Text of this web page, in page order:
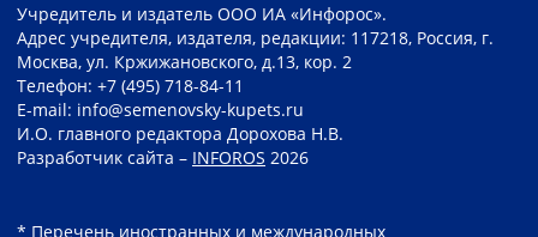
Учредитель и издатель ООО ИА «Инфорос».
Адрес учредителя, издателя, редакции: 117218, Россия, г.
Москва, ул. Кржижановского, д.13, кор. 2
Телефон: +7 (495) 718-84-11
E-mail: info@semenovsky-kupets.ru
И.О. главного редактора Дорохова Н.В.
Разработчик сайта – INFOROS 2026
* Перечень иностранных и международных